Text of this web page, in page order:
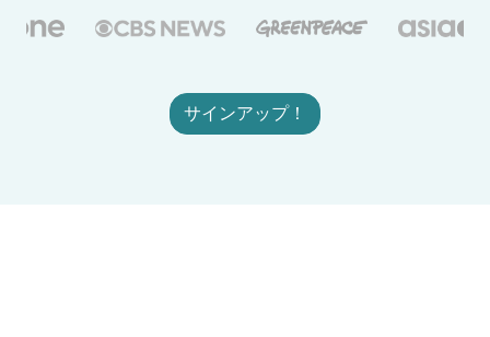
サインアップ！